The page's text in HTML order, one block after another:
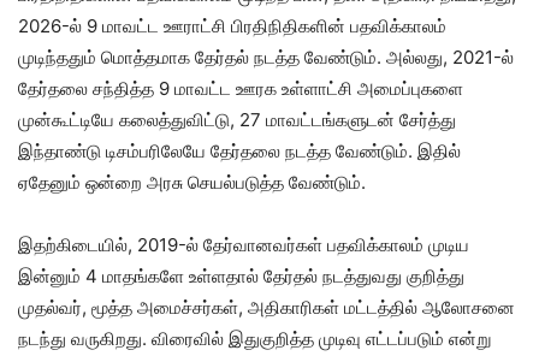
2026-ல் 9 மாவட்ட ஊராட்சி பிரதிநிதிகளின் பதவிக்காலம்
முடிந்ததும் மொத்தமாக தேர்தல் நடத்த வேண்டும். அல்லது, 2021-ல்
தேர்தலை சந்தித்த 9 மாவட்ட ஊரக உள்ளாட்சி அமைப்புகளை
முன்கூட்டியே கலைத்துவிட்டு, 27 மாவட்டங்களுடன் சேர்த்து
இந்தாண்டு டிசம்பரிலேயே தேர்தலை நடத்த வேண்டும். இதில்
ஏதேனும் ஒன்றை அரசு செயல்படுத்த வேண்டும்.
இதற்கிடையில், 2019-ல் தேர்வானவர்கள் பதவிக்காலம் முடிய
இன்னும் 4 மாதங்களே உள்ளதால் தேர்தல் நடத்துவது குறித்து
முதல்வர், மூத்த அமைச்சர்கள், அதிகாரிகள் மட்டத்தில் ஆலோசனை
நடந்து வருகிறது. விரைவில் இதுகுறித்த முடிவு எட்டப்படும் என்று